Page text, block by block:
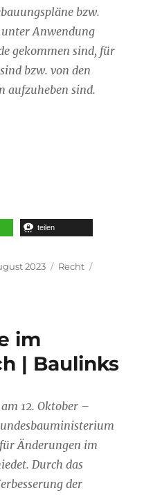
bzw.
unter Anwendung
gekommen sind, für
bzw. von den
aufzuheben sind.
teilen
2023 Kategorien
Recht
im
| Baulinks
12. Oktober –
Änderungen im
Durch das
der